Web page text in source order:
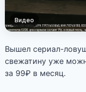
Видео
Вышел сериал-
свежатину уже
за 99₽ в месяц.